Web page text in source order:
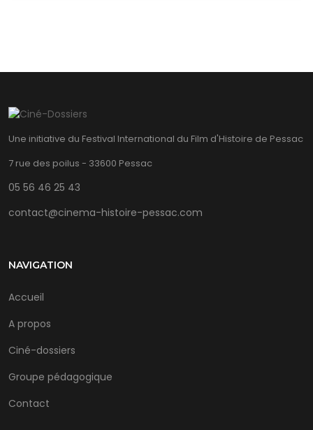
Une initiative du Festival International du Film d'Histoire de Pessac
7 rue des poilus - 33600 Pessac
05 56 46 25 43
contact@cinema-histoire-pessac.com
NAVIGATION
Accueil
A propos
Ciné-dossiers
Groupe pédagogique
Contact